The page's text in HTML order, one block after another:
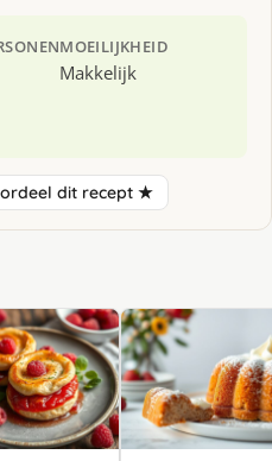
MOEILIJKHEID
Makkelijk
dit recept ★